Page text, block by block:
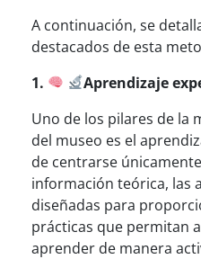
A continuación, se
destacados de esta
1.
Aprendizaje
Uno de los pilares de la
del museo es el
de centrarse
información teórica, las
diseñadas para
prácticas que permitan
aprender de manera